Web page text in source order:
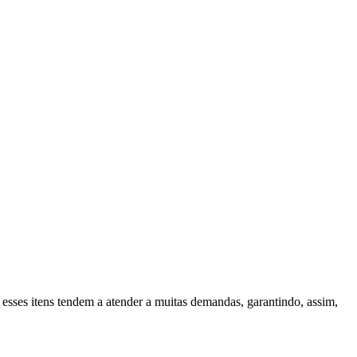
itens tendem a atender a muitas demandas, garantindo, assim,